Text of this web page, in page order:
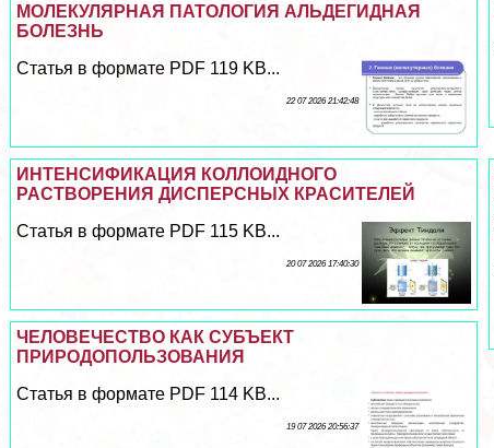
МОЛЕКУЛЯРНАЯ ПАТОЛОГИЯ АЛЬДЕГИДНАЯ
БОЛЕЗНЬ
Статья в формате PDF 119 KB...
22 07 2026 21:42:48
ИНТЕНСИФИКАЦИЯ КОЛЛОИДНОГО
РАСТВОРЕНИЯ ДИСПЕРСНЫХ КРАСИТЕЛЕЙ
Статья в формате PDF 115 KB...
20 07 2026 17:40:30
ЧЕЛОВЕЧЕСТВО КАК СУБЪЕКТ
ПРИРОДОПОЛЬЗОВАНИЯ
Статья в формате PDF 114 KB...
19 07 2026 20:56:37